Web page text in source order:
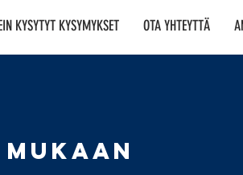
KYSYTYT KYSYMYKSET OTA YHTEYTTÄ